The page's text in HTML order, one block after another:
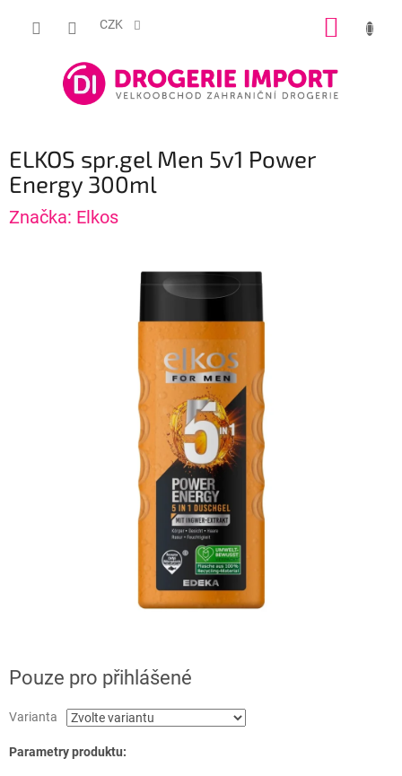
CZK
ELKOS spr.gel Men 5v1 Power
Energy 300ml
Značka: Elkos
Pouze pro přihlášené
Varianta
Parametry produktu: